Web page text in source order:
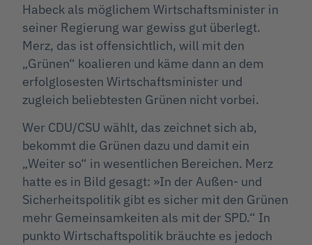
Habeck als möglichem Wirtschaftsminister in
seiner Regierung war gewiss gut überlegt.
Merz, das ist offensichtlich, will mit den
„Grünen“ koalieren und käme dann an dem
erfolglosesten Wirtschaftsminister und
zugleich beliebtesten Grünen nicht vorbei.
Wer CDU/CSU wählt, das zeichnet sich ab,
bekommt die Grünen dazu und damit ein
„Weiter so“ in wesentlichen Bereichen. Merz
hatte es in Bild gesagt: »In der Außen- und
Sicherheitspolitik gibt es sicher mit den Grünen
mehr Gemeinsamkeiten als mit der SPD.“ In
punkto Wirtschaftspolitik bräuchte es jedoch